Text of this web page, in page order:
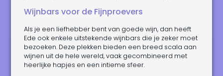
Wijnbars voor de Fijnproevers
Als je een liefhebber bent van goede wijn, dan heeft
Ede ook enkele uitstekende wijnbars die je zeker moet
bezoeken. Deze plekken bieden een breed scala aan
wijnen uit de hele wereld, vaak gecombineerd met
heerlijke hapjes en een intieme sfeer.